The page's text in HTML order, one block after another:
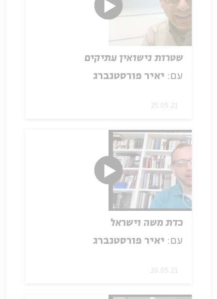
שטרות נישואין עתיקים
עם: יאיר פורסטנברג
25.05.21
כדת משה וישראל
עם: יאיר פורסטנברג
26.05.21